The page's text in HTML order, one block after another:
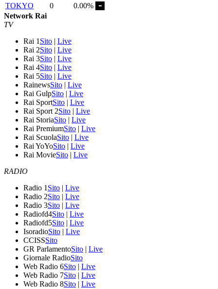
TOKYO
0
0.00%
Network Rai
TV
Rai 1 Sito | Live
Rai 2Sito | Live
Rai 3Sito | Live
Rai 4Sito | Live
Rai 5Sito | Live
RainewsSito | Live
Rai GulpSito | Live
Rai SportSito | Live
Rai Sport 2Sito | Live
Rai StoriaSito | Live
Rai PremiumSito | Live
Rai ScuolaSito | Live
Rai YoYoSito | Live
Rai MovieSito | Live
RADIO
Radio 1 Sito | Live
Radio 2Sito | Live
Radio 3Sito | Live
Radiofd4Sito | Live
Radiofd5Sito | Live
IsoradioSito | Live
CCISSSito
GR ParlamentoSito | Live
Giornale RadioSito
Web Radio 6Sito | Live
Web Radio 7Sito | Live
Web Radio 8Sito | Live